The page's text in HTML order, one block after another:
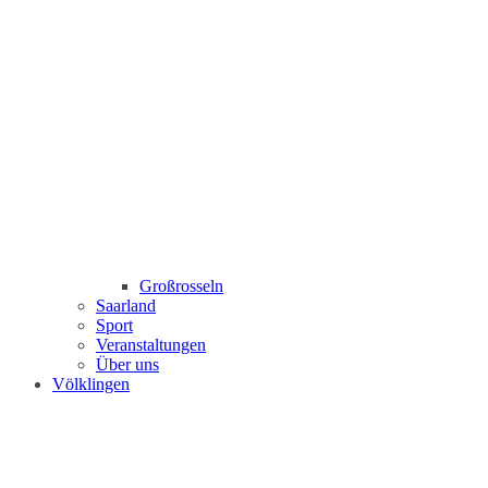
Großrosseln
Saarland
Sport
Veranstaltungen
Über uns
Völklingen